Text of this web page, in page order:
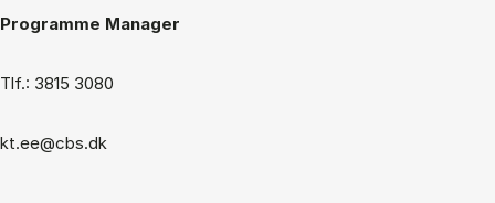
Programme Manager
Tlf.: 3815 3080
kt.ee@cbs.dk